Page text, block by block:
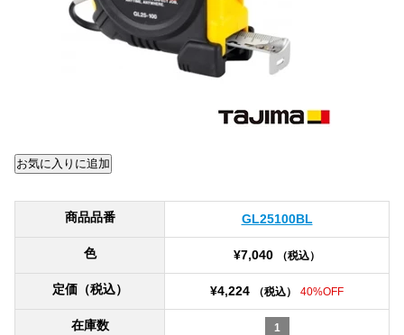
商品品番 GL25100BL
色 ¥7,040 （税込）
定価（税込） ¥4,224 （税込） 40%OFF
在庫数 1